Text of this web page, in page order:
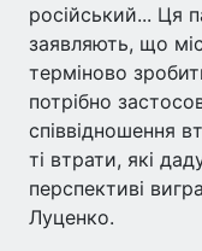
російський... Ця
заявляють, що
терміново
потрібно
співвідношення
ті втрати, які
перспективі
Луценко.